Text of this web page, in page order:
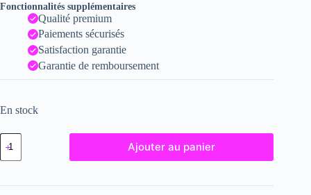
Fonctionnalités supplémentaires
Qualité premium
Paiements sécurisés
Satisfaction garantie
Garantie de remboursement
En stock
quantité
de
Gena,
2024
Ajouter au panier